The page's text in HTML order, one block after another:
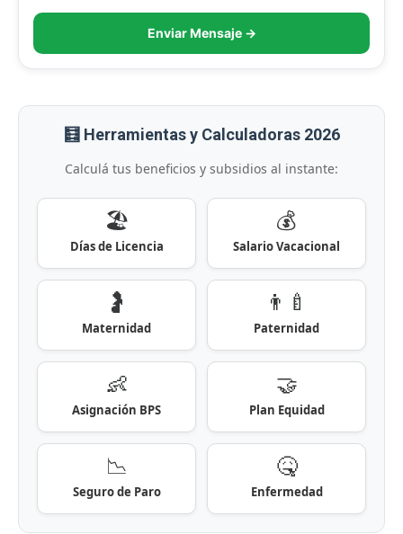
Enviar Mensaje →
🧮 Herramientas y Calculadoras 2026
Calculá tus beneficios y subsidios al instante:
🏖️
Días de Licencia
💰
Salario Vacacional
🤰
Maternidad
👨‍🍼
Paternidad
👶
Asignación BPS
🤝
Plan Equidad
📉
Seguro de Paro
🤒
Enfermedad